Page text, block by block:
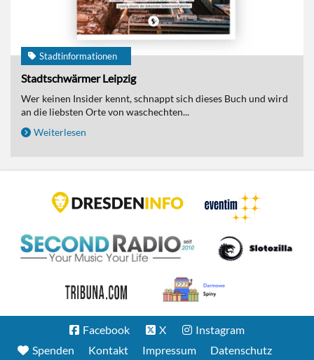
Stadtinformationen
Stadtschwärmer Leipzig
Wer keinen Insider kennt, schnappt sich dieses Buch und wird
an die liebsten Orte von waschechten...
Weiterlesen
Facebook X
Instagram
Spenden
Kontakt Impressum
Datenschutz